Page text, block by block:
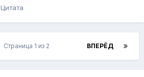
Цитата
ВПЕРЁД
Страница 1 из 2